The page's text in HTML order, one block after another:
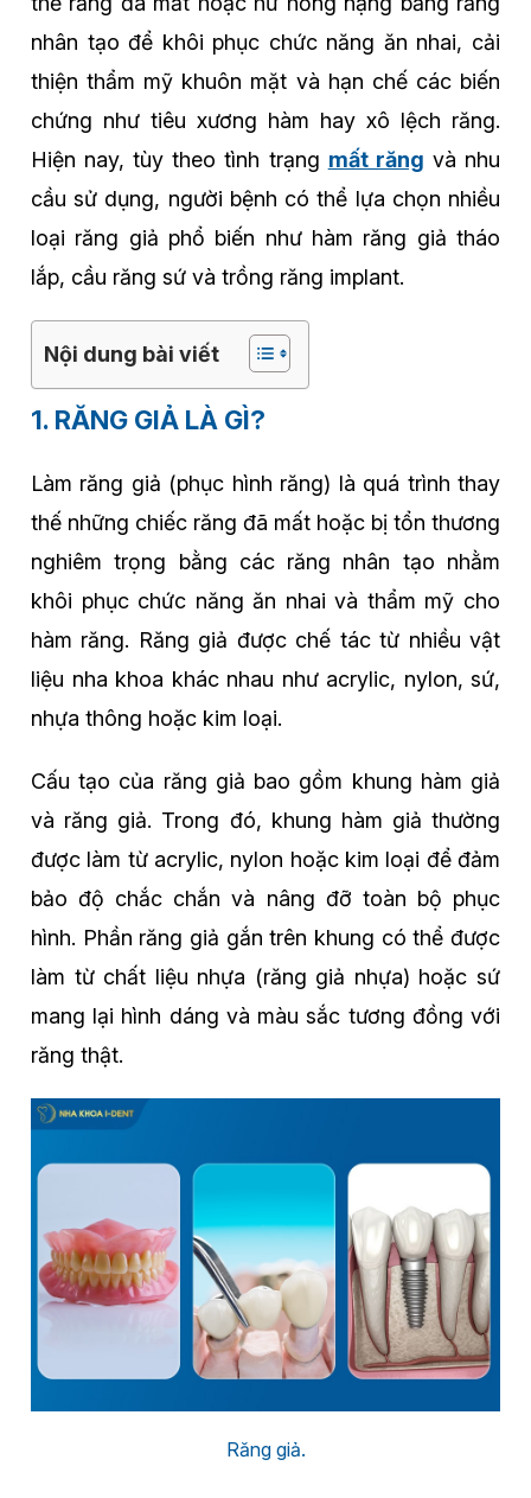
nhân tạo để khôi phục chức năng ăn nhai, cải
thiện thẩm mỹ khuôn mặt và hạn chế các biến
chứng như tiêu xương hàm hay xô lệch răng.
Hiện nay, tùy theo tình trạng mất răng và nhu
cầu sử dụng, người bệnh có thể lựa chọn nhiều
loại răng giả phổ biến như hàm răng giả tháo
lắp, cầu răng sứ và trồng răng implant.
Nội dung bài viết
1. RĂNG GIẢ LÀ GÌ?
Làm răng giả (phục hình răng) là quá trình thay
thế những chiếc răng đã mất hoặc bị tổn thương
nghiêm trọng bằng các răng nhân tạo nhằm
khôi phục chức năng ăn nhai và thẩm mỹ cho
hàm răng. Răng giả được chế tác từ nhiều vật
liệu nha khoa khác nhau như acrylic, nylon, sứ,
nhựa thông hoặc kim loại.
Cấu tạo của răng giả bao gồm khung hàm giả
và răng giả. Trong đó, khung hàm giả thường
được làm từ acrylic, nylon hoặc kim loại để đảm
bảo độ chắc chắn và nâng đỡ toàn bộ phục
hình. Phần răng giả gắn trên khung có thể được
làm từ chất liệu nhựa (răng giả nhựa) hoặc sứ
mang lại hình dáng và màu sắc tương đồng với
răng thật.
Răng giả.